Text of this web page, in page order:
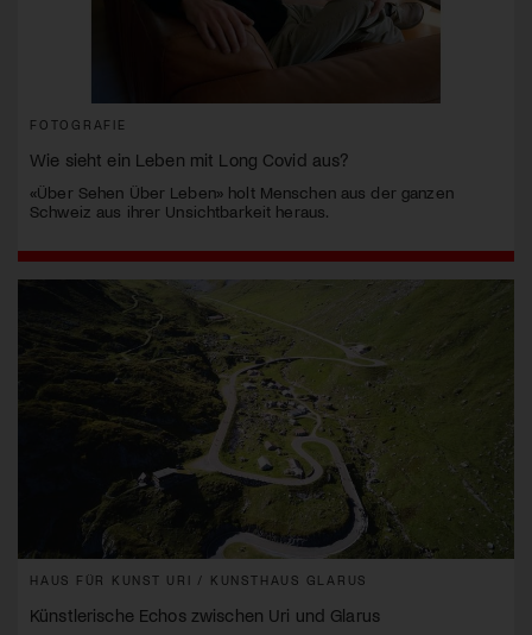
FOTOGRAFIE
Wie sieht ein Leben mit Long Covid aus?
«Über Sehen Über Leben» holt Menschen aus der ganzen
Schweiz aus ihrer Unsichtbarkeit heraus.
HAUS FÜR KUNST URI / KUNSTHAUS GLARUS
Künstlerische Echos zwischen Uri und Glarus